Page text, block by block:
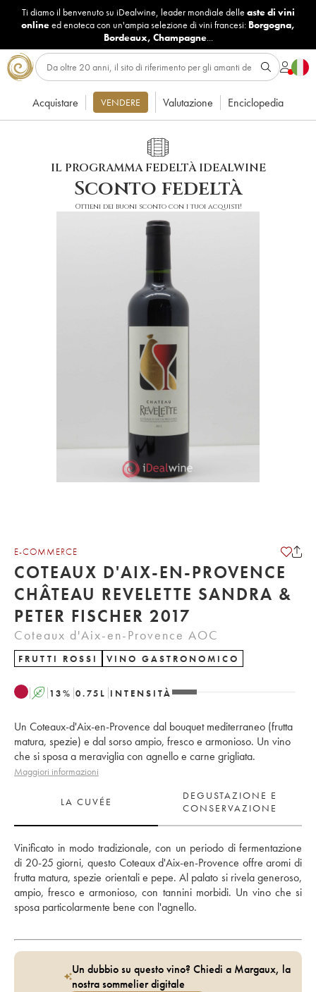
Ti diamo il benvenuto su iDealwine, leader mondiale delle aste di vini
onlineed enoteca con un'ampia selezione di vini francesi: Borgogna,
Bordeaux, Champagne...
Acquistare VENDERE Valutazione Enciclopedia
IL PROGRAMMA FEDELTÀ IDEALWINE
Sconto fedeltà
Ottieni dei buoni sconto con i tuoi acquisti!
E-COMMERCE
COTEAUX D'AIX-EN-PROVENCE
CHÂTEAU REVELETTE SANDRA &
PETER FISCHER 2017
Coteaux d'Aix-en-Provence AOC
FRUTTI ROSSI VINO GASTRONOMICO
A 13% 0.75 L INTENSITÀ
Un Coteaux-d'Aix-en-Provence dal bouquet mediterraneo (frutta
matura, spezie) e dal sorso ampio, fresco e armonioso. Un vino
che si sposa a meraviglia con agnello e carne grigliata.
Maggiori informazioni
LA CUVÉE
DEGUSTAZIONE E
CONSERVAZIONE
Vinificato in modo tradizionale, con un periodo di fermentazione
di 20-25 giorni, questo Coteaux d'Aix-en-Provence offre aromi di
frutta matura, spezie orientali e pepe. Al palato si rivela generoso,
ampio, fresco e armonioso, con tannini morbidi. Un vino che si
sposa particolarmente bene con l'agnello.
Un dubbio su questo vino? Chiedi a Margaux, la
nostra sommelier digitale